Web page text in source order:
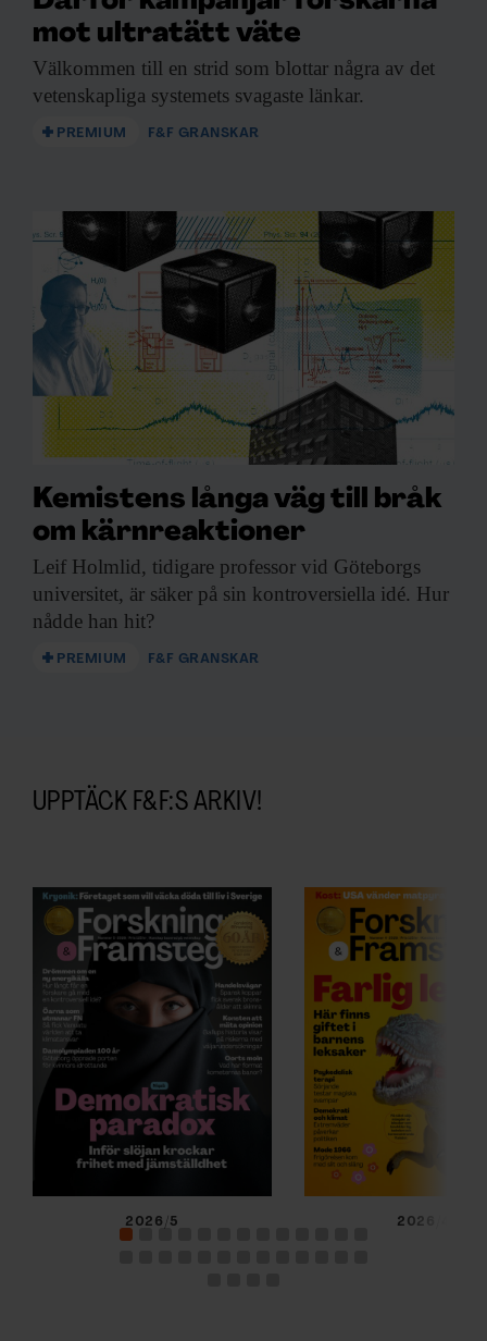
mot ultratätt väte
Välkommen till en strid som blottar några av det
vetenskapliga systemets svagaste länkar.
PREMIUM F&F GRANSKAR
Kemistens långa väg till bråk
om kärnreaktioner
Leif Holmlid, tidigare professor vid Göteborgs
universitet, är säker på sin kontroversiella idé. Hur
nådde han hit?
PREMIUM F&F GRANSKAR
UPPTÄCK F&F:S ARKIV!
2026/5 2026/4